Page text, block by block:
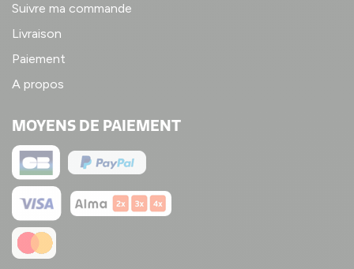
Suivre ma commande
Livraison
Paiement
A propos
MOYENS DE PAIEMENT